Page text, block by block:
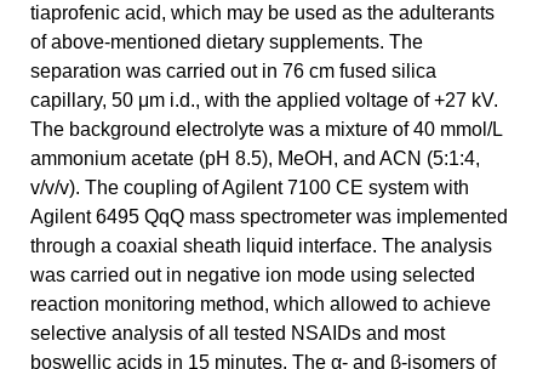
tiaprofenic acid, which may be used as the adulterants
of above-mentioned dietary supplements. The
separation was carried out in 76 cm fused silica
capillary, 50 μm i.d., with the applied voltage of +27 kV.
The background electrolyte was a mixture of 40 mmol/L
ammonium acetate (pH 8.5), MeOH, and ACN (5:1:4,
v/v/v). The coupling of Agilent 7100 CE system with
Agilent 6495 QqQ mass spectrometer was implemented
through a coaxial sheath liquid interface. The analysis
was carried out in negative ion mode using selected
reaction monitoring method, which allowed to achieve
selective analysis of all tested NSAIDs and most
boswellic acids in 15 minutes. The α- and β-isomers of